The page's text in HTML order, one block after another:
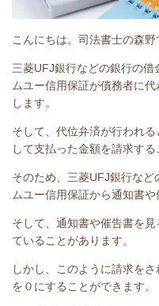
こんにちは。司法書士の森野
三菱UFJ銀行などの銀行の
ムユー信用保証が債務者に
します。
そして、代位弁済が行われ
して支払った金額を請求する
そのため、三菱UFJ銀行など
ムユー信用保証から通知書
そして、通知書や催告書を
ていることがあります。
しかし、このように請求を
を０にすることができます。